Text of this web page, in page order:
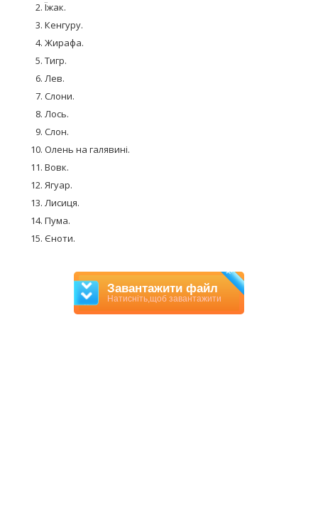
Їжак.
Кенгуру.
Жирафа.
Тигр.
Лев.
Слони.
Лось.
Слон.
Олень на галявині.
Вовк.
Ягуар.
Лисиця.
Пума.
Єноти.
Завантажити файл
Натисніть,щоб завантажити
PDF